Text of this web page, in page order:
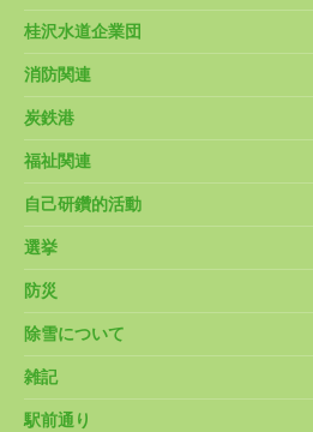
桂沢水道企業団
消防関連
炭鉄港
福祉関連
自己研鑽的活動
選挙
防災
除雪について
雑記
駅前通り